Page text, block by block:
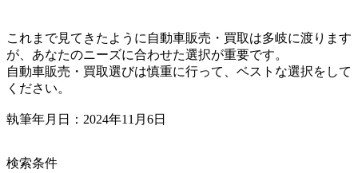
これまで見てきたように自動車販売・買取は多岐に渡ります
が、あなたのニーズに合わせた選択が重要です。
自動車販売・買取選びは慎重に行って、ベストな選択をして
ください。
執筆年月日：2024年11月6日
検索条件